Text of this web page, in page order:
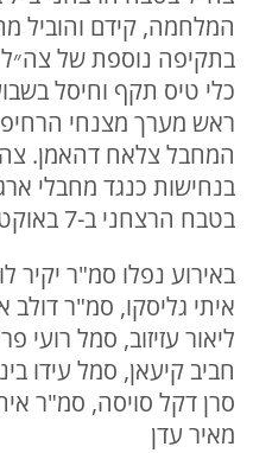
המלחמה, קידם והוביל
כלי טיס תקף וחיסל
ראש מערך מצנחי
המחבל צלאח דהאמן.
בנחישות כנגד מחבלי
בטבח הרצחני ב-7 באוקטובר.
באירוע נפלו סמ"ר יקיר
איתי גליסקו, סמ"ר דולב
ליאור עזיזוב, סמל רועי
חביב קיעאן, סמל עידו
סרן דקל סויסה, סמ"ר
מאיר עדן